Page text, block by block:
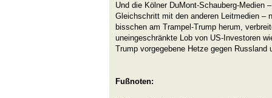
Und die Kölner DuMont-Schauberg-Medien
Gleichschritt mit den anderen Leitmedien –
bisschen am Trampel-Trump herum,
uneingeschränkte Lob von US-Investoren
Trump vorgegebene Hetze gegen Russland
Fußnoten: